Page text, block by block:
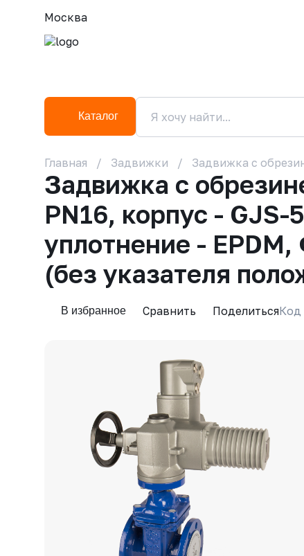
Москва
Каталог
Главная Задвижки Задвижка с
Задвижка с
PN16, корпус -
уплотнение -
(без указателя
В избранное Сравнить ПоделитьсяКод